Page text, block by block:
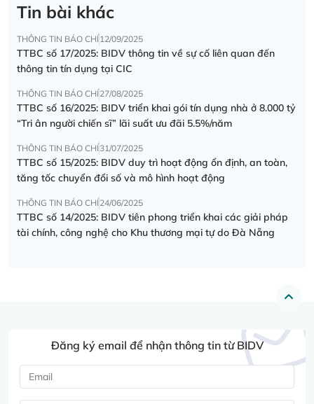
Tin bài khác
THÔNG TIN BÁO CHÍ12/09/2025
TTBC số 17/2025: BIDV thông tin về sự cố liên quan đến
thông tin tín dụng tại CIC
THÔNG TIN BÁO CHÍ27/08/2025
TTBC số 16/2025: BIDV triển khai gói tín dụng nhà ở 8.000 tỷ
“Tri ân người chiến sĩ” lãi suất ưu đãi 5.5%/năm
THÔNG TIN BÁO CHÍ31/07/2025
TTBC số 15/2025: BIDV duy trì hoạt động ổn định, an toàn,
tăng tốc chuyển đổi số và mô hình hoạt động
THÔNG TIN BÁO CHÍ24/06/2025
TTBC số 14/2025: BIDV tiên phong triển khai các giải pháp
tài chính, công nghệ cho Khu thương mại tự do Đà Nẵng
Đăng ký email để nhận thông tin từ BIDV